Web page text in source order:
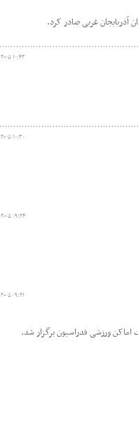
غربی صادر کرد.
۱۴۰۲-۱۲-
۱۴۰۲-۱۲-
۱۴۰۲-۱۲-
۱۴۰۲-۱۲-
ورزشی فدراسیون برگزار شد.